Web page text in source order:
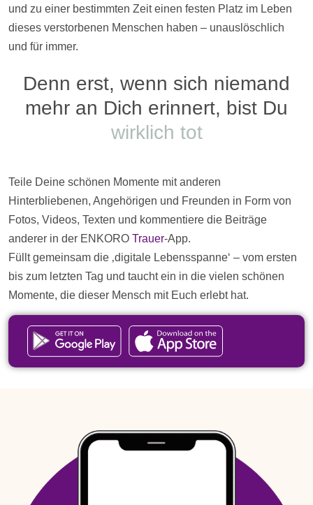
und zu einer bestimmten Zeit einen festen Platz im Leben
dieses verstorbenen Menschen haben – unauslöschlich
und für immer.
Denn erst, wenn sich niemand
mehr an Dich erinnert, bist Du
wirklich tot
Teile Deine schönen Momente mit anderen
Hinterbliebenen, Angehörigen und Freunden in Form von
Fotos, Videos, Texten und kommentiere die Beiträge
anderer in der ENKORO Trauer-App.
Füllt gemeinsam die ‚digitale Lebensspanne‘ – vom ersten
bis zum letzten Tag und taucht ein in die vielen schönen
Momente, die dieser Mensch mit Euch erlebt hat.